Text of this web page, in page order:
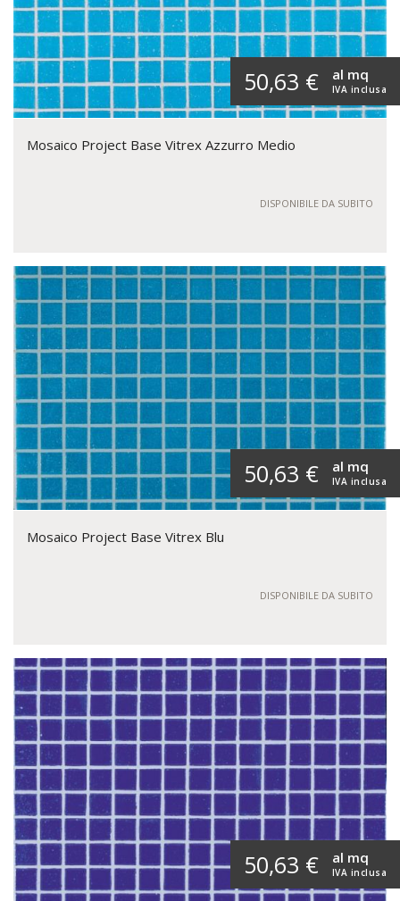
50,63 € IVA inclusa
al mq
Mosaico Project Base Vitrex Azzurro Medio
DISPONIBILE DA SUBITO
50,63 € IVA inclusa
al mq
Mosaico Project Base Vitrex Blu
DISPONIBILE DA SUBITO
50,63 € IVA inclusa
al mq